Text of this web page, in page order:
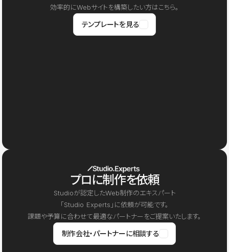
効率的にWebサイトを構築したい方はこちら。
テンプレートを見る
プロに制作を依頼
Studioが認定したWeb制作のエキスパート
「Studio Experts」に依頼が可能です。
課題や予算に合わせて最適なパートナーをご提案いたします。
制作会社・パートナーに相談する